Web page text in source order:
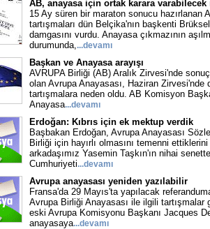
AB, anayasa için ortak karara varabilecek
15 Ay süren bir maraton sonucu hazırlanan
tartışmaları dün Belçika'nın başkenti
damgasını vurdu. Anayasa çıkmazının
durumunda,...devamı
Başkan ve Anayasa arayışı
AVRUPA Birliği (AB) Aralık Zirvesi'nde
olan Avrupa Anayasası, Haziran Zirvesi'nde
tartışmalara neden oldu. AB Komisyon
Anayasa...devamı
Erdoğan: Kıbrıs için ek mektup verdik
Başbakan Erdoğan, Avrupa Anayasası
Birliği için hayırlı olmasını temenni
arkadaşımız Yasemin Taşkın'ın nihai
Cumhuriyeti...devamı
Avrupa anayasası yeniden yazılabilir
Fransa'da 29 Mayıs'ta yapılacak
Avrupa Birliği Anayasası ile ilgili tartışmalar
eski Avrupa Komisyonu Başkanı Jacques
anayasaya...devamı